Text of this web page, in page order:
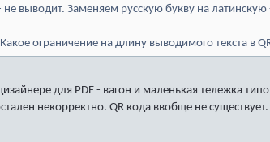
не выводит. Заменяем русскую букву на латинскую
ограничение на длину выводимого текста в
для PDF - вагон и маленькая тележка
некорректно. QR кода ввобще не